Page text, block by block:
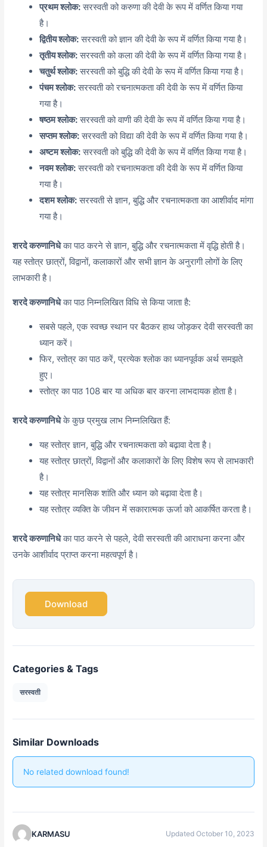
प्रथम श्लोक:सरस्वती को करुणा की देवी के रूप में वर्णित किया गया
है।
द्वितीय श्लोक:सरस्वती को ज्ञान की देवी के रूप में वर्णित किया गया है।
तृतीय श्लोक:सरस्वती को कला की देवी के रूप में वर्णित किया गया है।
चतुर्थ श्लोक:सरस्वती को बुद्धि की देवी के रूप में वर्णित किया गया है।
पंचम श्लोक:सरस्वती को रचनात्मकता की देवी के रूप में वर्णित किया
गया है।
षष्ठम श्लोक:सरस्वती को वाणी की देवी के रूप में वर्णित किया गया है।
सप्तम श्लोक:सरस्वती को विद्या की देवी के रूप में वर्णित किया गया है।
अष्टम श्लोक:सरस्वती को बुद्धि की देवी के रूप में वर्णित किया गया है।
नवम श्लोक:सरस्वती को रचनात्मकता की देवी के रूप में वर्णित किया
गया है।
दशम श्लोक:सरस्वती से ज्ञान, बुद्धि और रचनात्मकता का आशीर्वाद मांगा
गया है।
शरदे करुणानिधेका पाठ करने से ज्ञान, बुद्धि और रचनात्मकता में वृद्धि होती है।
यह स्तोत्र छात्रों, विद्वानों, कलाकारों और सभी ज्ञान के अनुरागी लोगों के लिए
लाभकारी है।
शरदे करुणानिधेका पाठ निम्नलिखित विधि से किया जाता है:
सबसे पहले, एक स्वच्छ स्थान पर बैठकर हाथ जोड़कर देवी सरस्वती का
ध्यान करें।
फिर, स्तोत्र का पाठ करें, प्रत्येक श्लोक का ध्यानपूर्वक अर्थ समझते
हुए।
स्तोत्र का पाठ 108 बार या अधिक बार करना लाभदायक होता है।
शरदे करुणानिधेके कुछ प्रमुख लाभ निम्नलिखित हैं:
यह स्तोत्र ज्ञान, बुद्धि और रचनात्मकता को बढ़ावा देता है।
यह स्तोत्र छात्रों, विद्वानों और कलाकारों के लिए विशेष रूप से लाभकारी
है।
यह स्तोत्र मानसिक शांति और ध्यान को बढ़ावा देता है।
यह स्तोत्र व्यक्ति के जीवन में सकारात्मक ऊर्जा को आकर्षित करता है।
शरदे करुणानिधेका पाठ करने से पहले, देवी सरस्वती की आराधना करना और
उनके आशीर्वाद प्राप्त करना महत्वपूर्ण है।
Download
Categories & Tags
सरस्वती
Similar Downloads
No related download found!
KARMASU Updated October 10, 2023